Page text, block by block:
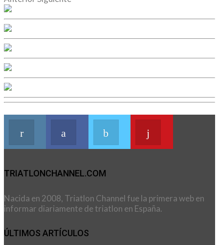
Join us on InstagramJoin us on FacebookJoin us on Twitter
TRIATLONCHANNEL.COM
Nacida en 2008, Triatlon Channel fue la primera web en
informar diariamente de triatlon en España.
ÚLTIMOS ARTÍCULOS